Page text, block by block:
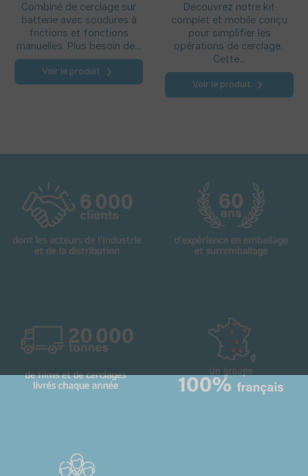
Combiné de cerclage sur
batterie avec soudures à
frictions et fonctions
manuelles. Plus besoin de...
Voir le produit
Découvrez notre kit
complet et mobile conçu
pour simplifier les
opérations de cerclage.
Cette...
Voir le produit